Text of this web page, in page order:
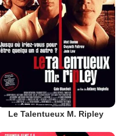
Le Talentueux M. Ripley